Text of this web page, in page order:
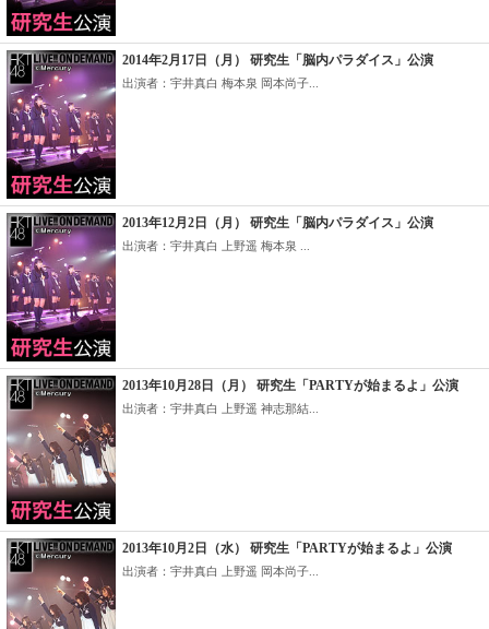
2014年2月17日（月） 研究生「脳内パラダイス」公演
出演者：宇井真白 梅本泉 岡本尚子...
2013年12月2日（月） 研究生「脳内パラダイス」公演
出演者：宇井真白 上野遥 梅本泉 ...
2013年10月28日（月） 研究生「PARTYが始まるよ」公演
出演者：宇井真白 上野遥 神志那結...
2013年10月2日（水） 研究生「PARTYが始まるよ」公演
出演者：宇井真白 上野遥 岡本尚子...